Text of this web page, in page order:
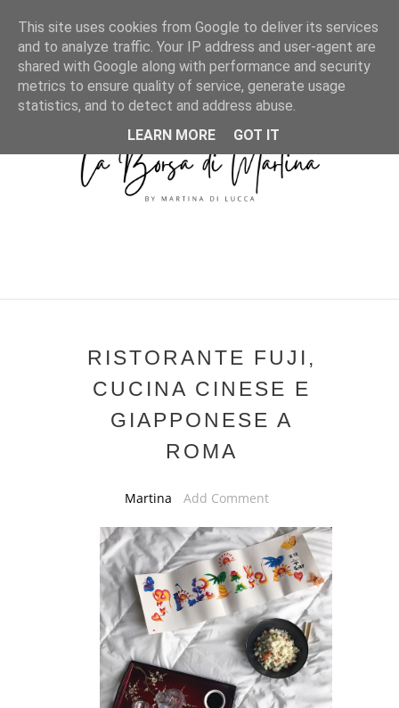
MENU
RISTORANTE FUJI,
CUCINA CINESE E
GIAPPONESE A
ROMA
Martina Add Comment
This site uses cookies from Google to deliver its services
and to analyze traffic. Your IP address and user-agent are
shared with Google along with performance and security
metrics to ensure quality of service, generate usage
statistics, and to detect and address abuse.
LEARN MORE
GOT IT